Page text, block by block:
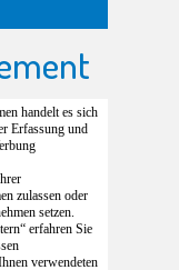
handelt es sich
Erfassung und
zulassen oder
setzen.
erfahren Sie
verwendeten